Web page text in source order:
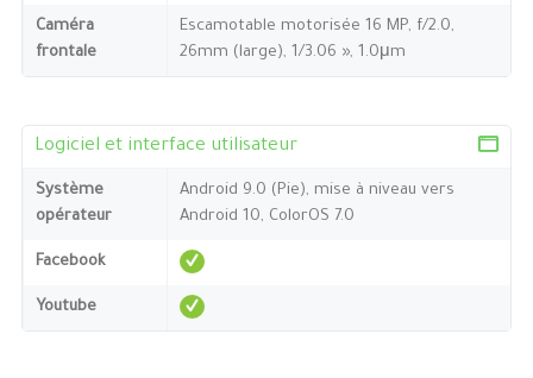
Caméra
frontale
Escamotable motorisée 16 MP, f/2.0,
26mm (large), 1/3.06 », 1.0μm
Logiciel et interface utilisateur
Système
opérateur
Android 9.0 (Pie), mise à niveau vers
Android 10, ColorOS 7.0
Facebook
Youtube